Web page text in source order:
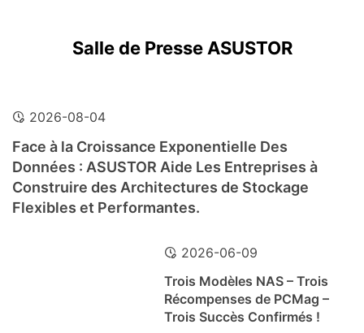
Salle de Presse ASUSTOR
2026-08-04
Face à la Croissance Exponentielle Des
Données : ASUSTOR Aide Les Entreprises à
Construire des Architectures de Stockage
Flexibles et Performantes.
2026-06-09
Trois Modèles NAS – Trois
Récompenses de PCMag –
Trois Succès Confirmés !